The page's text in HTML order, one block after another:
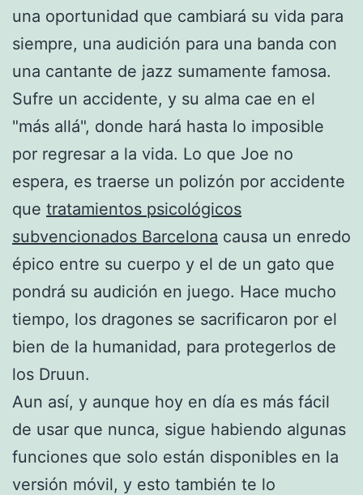
una oportunidad que cambiará su vida para
siempre, una audición para una banda con
una cantante de jazz sumamente famosa.
Sufre un accidente, y su alma cae en el
"más allá", donde hará hasta lo imposible
por regresar a la vida. Lo que Joe no
espera, es traerse un polizón por accidente
que tratamientos psicológicos
subvencionados Barcelona causa un enredo
épico entre su cuerpo y el de un gato que
pondrá su audición en juego. Hace mucho
tiempo, los dragones se sacrificaron por el
bien de la humanidad, para protegerlos de
los Druun.
Aun así, y aunque hoy en día es más fácil
de usar que nunca, sigue habiendo algunas
funciones que solo están disponibles en la
versión móvil, y esto también te lo